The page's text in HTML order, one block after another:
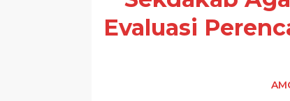
Evaluasi